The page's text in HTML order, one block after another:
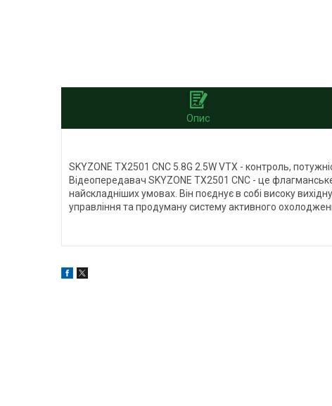
Опис
SKYZONE TX2501 CNC 5.8G 2.5W VTX - контроль,
Відеопередавач SKYZONE TX2501 CNC - це
найскладніших умовах. Він поєднує в собі високу
управління та продуману систему активного